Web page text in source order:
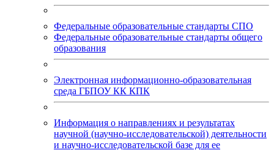
Федеральные образовательные стандарты СПО
Федеральные образовательные стандарты общего
образования
Электронная информационно-образовательная
среда ГБПОУ КК КПК
Информация о направлениях и результатах
научной (научно-исследовательской) деятельности
и научно-исследовательской базе для ее